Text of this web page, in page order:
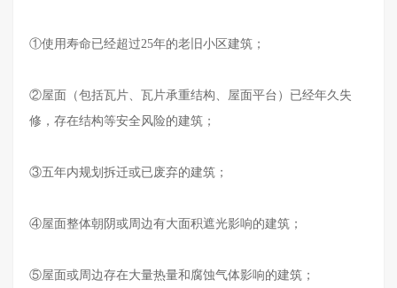
①使用寿命已经超过25年的老旧小区建筑；
②屋面（包括瓦片、瓦片承重结构、屋面平台）已经年久失
修，存在结构等安全风险的建筑；
③五年内规划拆迁或已废弃的建筑；
④屋面整体朝阴或周边有大面积遮光影响的建筑；
⑤屋面或周边存在大量热量和腐蚀气体影响的建筑；